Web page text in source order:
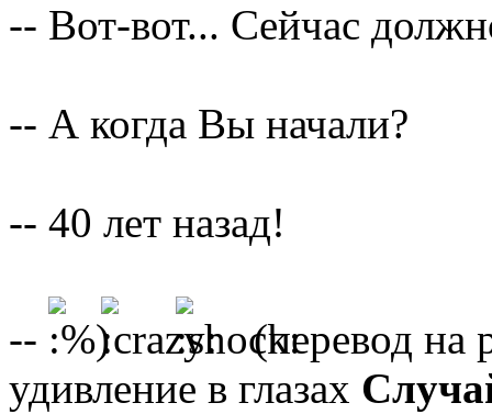
-- Вот-вот... Сейчас
-- А когда Вы начали?
-- 40 лет назад!
--
(перевод на
удивление в глазах